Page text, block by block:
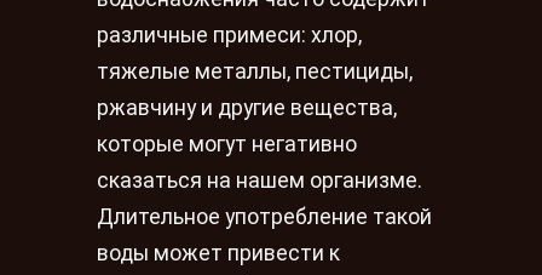
различные примеси: хлор,
тяжелые металлы, пестициды,
ржавчину и другие вещества,
которые могут негативно
сказаться на нашем организме.
Длительное употребление такой
воды может привести к